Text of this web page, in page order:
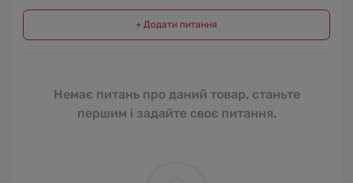
+ Додати питання
Немає питань про даний товар, станьте
першим і задайте своє питання.